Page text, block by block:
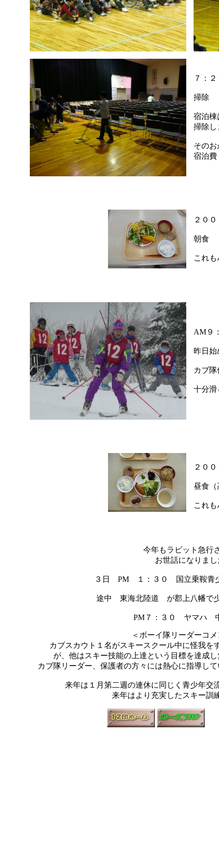
７：
掃除
宿泊
掃除し
その
宿泊
２０
朝食
これ
AM９
昨日
カブ
十分滑
２０
昼食（
これ
今年もラビット急行
お世話になりまし
３日 PM １：３０ 国立乗鞍青
途中 東海北陸道 が郡上八幡で
PM７：３０ ヤマハ 中
＜ボーイ隊リーダーコ
カブスカウト１名がスキースクール中に怪我を
が、他はスキー技能の上達という目標を達成
カブ隊リーダー、保護者の方々には熱心に指導し
来年は１月第二週の連休に同じく青少年交
来年はより充実したスキー訓